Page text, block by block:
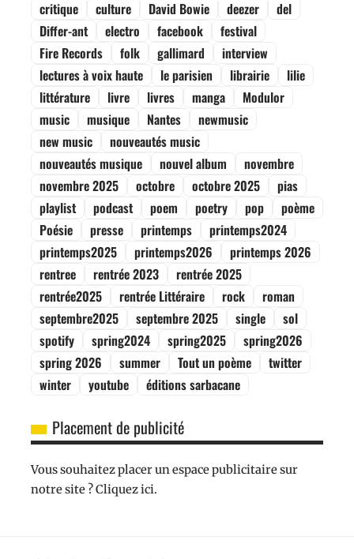
critique
culture David Bowie deezer
del
Differ-ant
electro facebook
festival
Fire Records
folk gallimard
interview
lectures à voix haute
le parisien librairie
lilie
littérature
livre livres manga
Modulor
music
musique Nantes
newmusic
new music
nouveautés music
nouveautés musique
nouvel album
novembre
novembre 2025
octobre octobre 2025
pias
playlist
podcast poem poetry pop
poème
Poésie
presse printemps
printemps2024
printemps2025
printemps2026
printemps 2026
rentree
rentrée 2023
rentrée 2025
rentrée2025
rentrée Littéraire rock
roman
septembre2025
septembre 2025 single
sol
spotify
spring2024 spring2025
spring2026
spring 2026
summer Tout un poème
twitter
winter
youtube éditions sarbacane
Placement de publicité
Vous souhaitez placer un espace publicitaire sur
notre site ? Cliquez ici.